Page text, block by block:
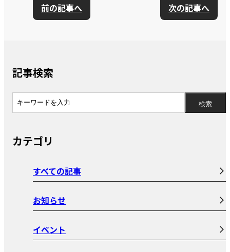
前の記事へ 次の記事へ
記事検索
カテゴリ
すべての記事
お知らせ
イベント